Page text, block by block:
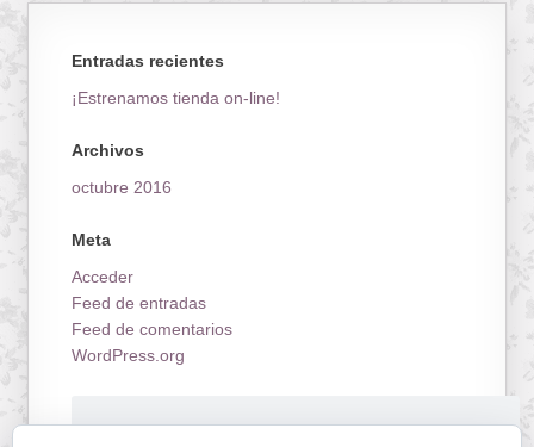
Entradas recientes
¡Estrenamos tienda on-line!
Archivos
octubre 2016
Meta
Acceder
Feed de entradas
Feed de comentarios
WordPress.org